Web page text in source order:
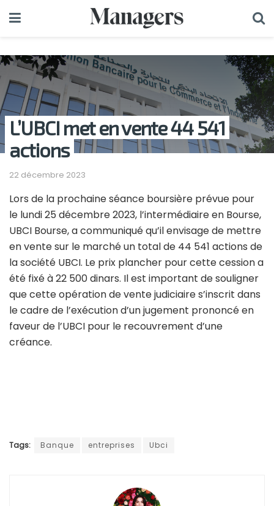
L’UBCI met en vente 44 541
actions
22 décembre 2023
Lors de la prochaine séance boursière prévue pour
le lundi 25 décembre 2023, l’intermédiaire en Bourse,
UBCI Bourse, a communiqué qu’il envisage de mettre
en vente sur le marché un total de 44 541 actions de
la société UBCI. Le prix plancher pour cette cession a
été fixé à 22 500 dinars. Il est important de souligner
que cette opération de vente judiciaire s’inscrit dans
le cadre de l’exécution d’un jugement prononcé en
faveur de l’UBCI pour le recouvrement d’une
créance.
Tags: Banque entreprises Ubci